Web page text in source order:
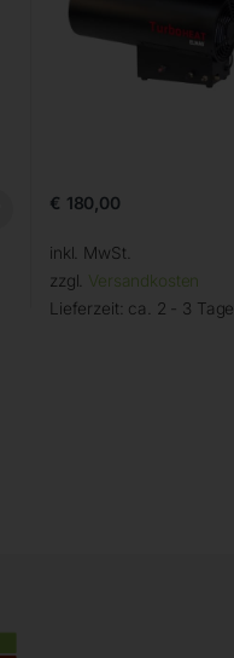
€ 180,00
inkl. MwSt.
zzgl. Versandkosten
Lieferzeit: ca. 2 - 3 Tage